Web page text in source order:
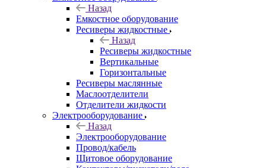
Назад
Емкостное оборудование
Ресиверы жидкостные
Назад
Ресиверы жидкостные
Вертикальные
Горизонтальные
Ресиверы маслянные
Маслоотделители
Отделители жидкости
Электрооборудование
Назад
Электрооборудование
Провод/кабель
Щитовое оборудование